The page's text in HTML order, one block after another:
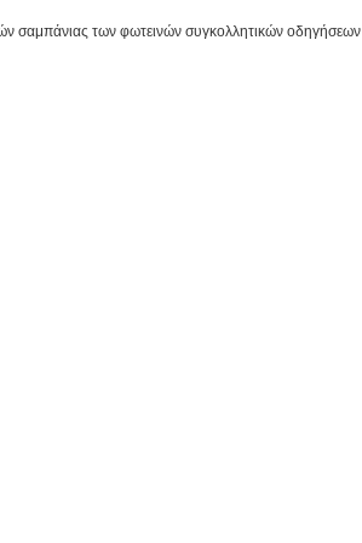
σαμπάνιας των φωτεινών συγκολλητικών οδηγήσεων